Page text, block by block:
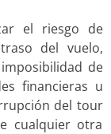
el riesgo de
del vuelo,
de
financieras u
del tour
cualquier otra